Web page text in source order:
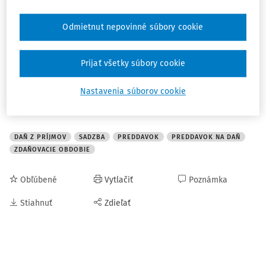
Nie, daňovník nemá povinnosť prepočítať preddavky
platenédo lehoty na podanie daňového priznania za
zdaňovacie obdobie roka 2024 , pokračuje v platení
za zdaňovacie obdobie roka 2023 v riadku 1110.
DAŇ Z PRÍJMOV SADZBA PREDDAVOK
PREDDAVOK NA DAŇ
ZDAŇOVACIE OBDOBIE
Obľúbené
Stiahnuť
Vytlačiť
Zdieľať
Poznámka
Nastavenia súborov cookie
Odmietnut nepovinné súbory cookie
Prijať všetky súbory cookie